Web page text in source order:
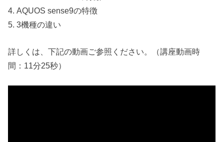
4. AQUOS sense9の特徴
5. 3機種の違い
詳しくは、下記の動画ご参照ください。（講座動画時
間：11分25秒）